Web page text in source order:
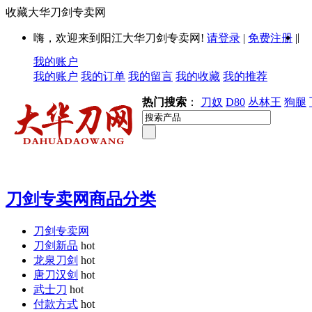
收藏大华刀剑专卖网
嗨，欢迎来到阳江大华刀剑专卖网! 请登录 | 免费注册 ||
我的账户
我的账户 我的订单 我的留言 我的收藏 我的推荐
热门搜索 ： 刀奴 D80 丛林王 狗腿
刀剑专卖网商品分类
刀剑专卖网
刀剑新品 hot
龙泉刀剑 hot
唐刀汉剑 hot
武士刀 hot
付款方式 hot